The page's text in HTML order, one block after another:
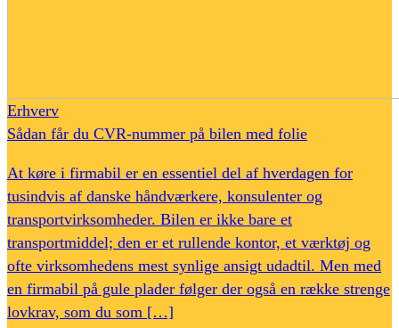
Erhverv
Sådan får du CVR-nummer på bilen med folie
At køre i firmabil er en essentiel del af hverdagen for
tusindvis af danske håndværkere, konsulenter og
transportvirksomheder. Bilen er ikke bare et
transportmiddel; den er et rullende kontor, et værktøj og
ofte virksomhedens mest synlige ansigt udadtil. Men med
en firmabil på gule plader følger der også en række strenge
lovkrav, som du som […]